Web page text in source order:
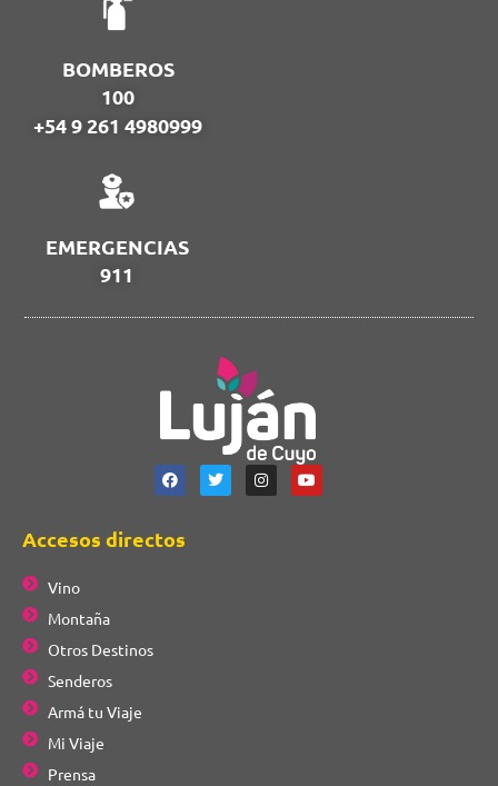
BOMBEROS
100
+54 9 261 4980999
EMERGENCIAS
911
Accesos directos
Vino
Montaña
Otros Destinos
Senderos
Armá tu Viaje
Mi Viaje
Prensa